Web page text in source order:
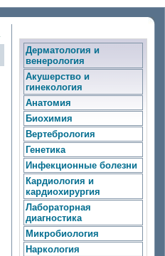
Дерматология и
венерология
Акушерство и
гинекология
Анатомия
Биохимия
Вертебрология
Генетика
Инфекционные болезни
Кардиология и
кардиохирургия
Лабораторная
диагностика
Микробиология
Наркология